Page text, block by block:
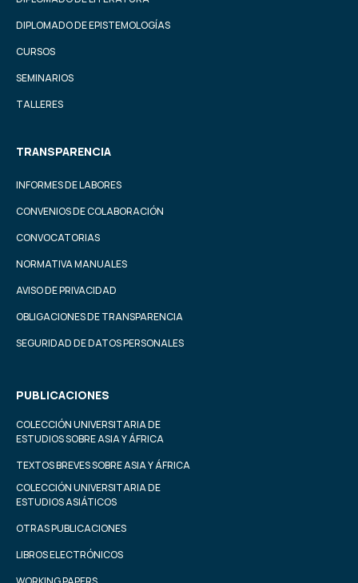
DIPLOMADO DE EPISTEMOLOGÍAS
CURSOS
SEMINARIOS
TALLERES
TRANSPARENCIA
INFORMES DE LABORES
CONVENIOS DE COLABORACIÓN
CONVOCATORIAS
NORMATIVA MANUALES
AVISO DE PRIVACIDAD
OBLIGACIONES DE TRANSPARENCIA
SEGURIDAD DE DATOS PERSONALES
PUBLICACIONES
COLECCIÓN UNIVERSITARIA DE
ESTUDIOS SOBRE ASIA Y ÁFRICA
TEXTOS BREVES SOBRE ASIA Y ÁFRICA
COLECCIÓN UNIVERSITARIA DE
ESTUDIOS ASIÁTICOS
OTRAS PUBLICACIONES
LIBROS ELECTRÓNICOS